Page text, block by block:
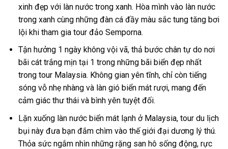
xinh đẹp với làn nước trong xanh. Hòa mình vào làn nước
trong xanh cùng những đàn cá đầy màu sắc tung tăng bơi
lội khi tham gia tour đảo Semporna.
Tận hưởng 1 ngàykhông vội vã, thả bước chân tự do nơi
bãi cát trắng mịn tại 1 trong những bãi biển đẹp nhất
trong tour Malaysia. Không gian yên tĩnh, chỉ còn tiếng
sóng vỗ nhẹ nhàng và làn gió biển mát rượi, mang đến
cảm giác thư thái và bình yên tuyệt đối.
Lặnxuống làn nước biểnmát lạnh ở Malaysia, tour du lịch
bụinày đưa bạn đắm chìm vào thế giới đại dương lý thú.
Thỏa sức ngắm nhìn những rặng san hô sống động, rực